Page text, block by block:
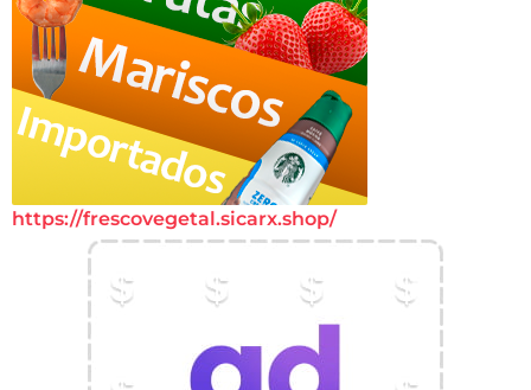
https://frescovegetal.sicarx.shop/